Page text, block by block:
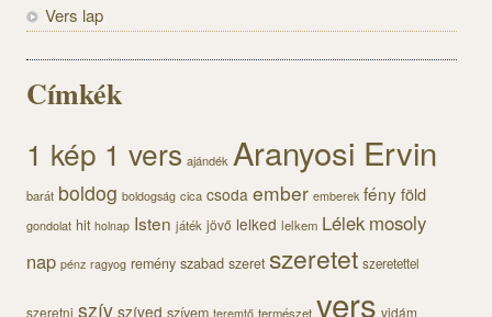
Vers lap
Címkék
1 kép 1 vers ajándék Aranyosi Ervin
barát boldog boldogság cica csoda ember emberek fényföld
gondolat hit holnap Isten játék jövő lelked lelkem Lélek mosoly
nap pénz ragyog remény szabad szeret szeretet szeretettel
szeretni szív szíved szívem teremtő természet vers vidám